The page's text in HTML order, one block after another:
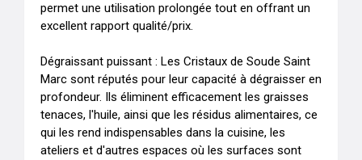
permet une utilisation prolongée tout en offrant un
excellent rapport qualité/prix.
Dégraissant puissant : Les Cristaux de Soude Saint
Marc sont réputés pour leur capacité à dégraisser en
profondeur. Ils éliminent efficacement les graisses
tenaces, l'huile, ainsi que les résidus alimentaires, ce
qui les rend indispensables dans la cuisine, les
ateliers et d'autres espaces où les surfaces sont